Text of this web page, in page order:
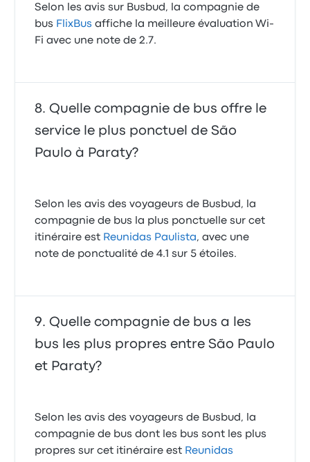
Selon les avis sur Busbud, la compagnie de
bus FlixBus affiche la meilleure évaluation Wi-
Fi avec une note de 2.7.
Quelle compagnie de bus offre le
service le plus ponctuel de São
Paulo à Paraty?
Selon les avis des voyageurs de Busbud, la
compagnie de bus la plus ponctuelle sur cet
itinéraire est Reunidas Paulista, avec une
note de ponctualité de 4.1 sur 5 étoiles.
Quelle compagnie de bus a les
bus les plus propres entre São Paulo
et Paraty?
Selon les avis des voyageurs de Busbud, la
compagnie de bus dont les bus sont les plus
propres sur cet itinéraire est Reunidas